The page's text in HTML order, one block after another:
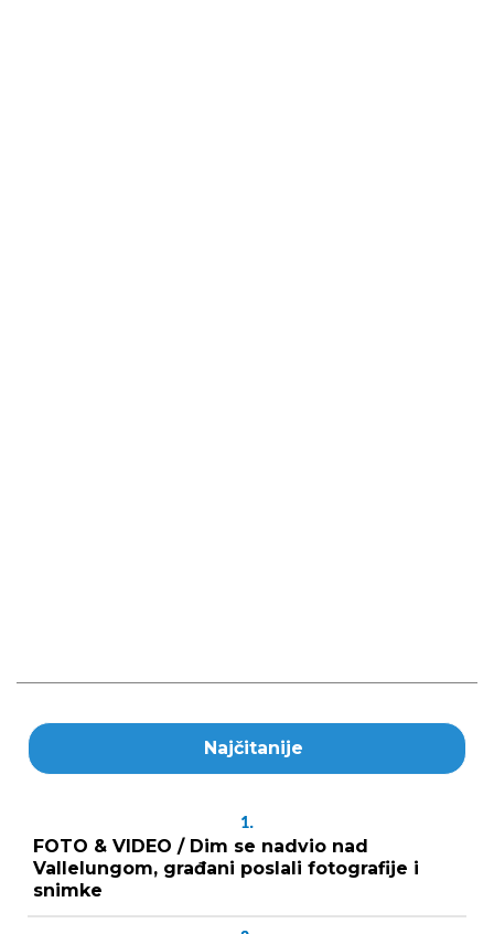
Najčitanije
1.
FOTO & VIDEO / Dim se nadvio nad
Vallelungom, građani poslali fotografije i
snimke